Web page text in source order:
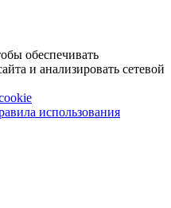
обеспечивать
и анализировать сетевой
использования